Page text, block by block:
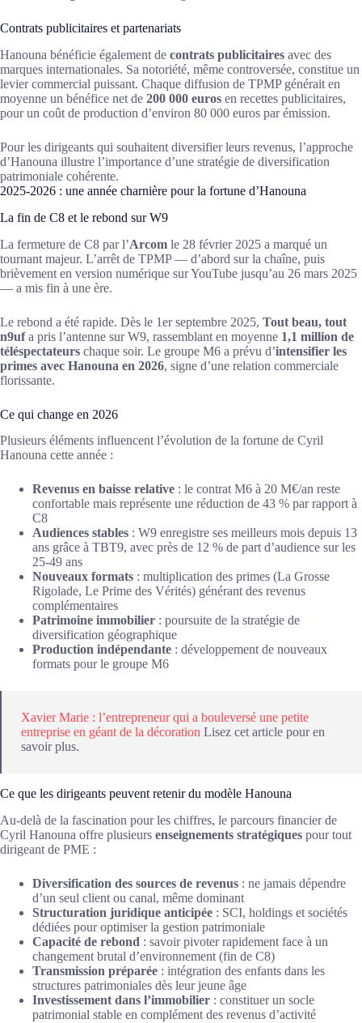
Contrats publicitaires et partenariats
Hanouna bénéficie également de contrats publicitaires avec des
marques internationales. Sa notoriété, même controversée, constitue un
levier commercial puissant. Chaque diffusion de TPMP générait en
moyenne un bénéfice net de 200 000 euros en recettes publicitaires,
pour un coût de production d’environ 80 000 euros par émission.
Pour les dirigeants qui souhaitent diversifier leurs revenus, l’approche
d’Hanouna illustre l’importance d’une stratégie de diversification
patrimoniale cohérente.
2025-2026 : une année charnière pour la fortune d’Hanouna
La fin de C8 et le rebond sur W9
La fermeture de C8 par l’Arcom le 28 février 2025 a marqué un
tournant majeur. L’arrêt de TPMP — d’abord sur la chaîne, puis
brièvement en version numérique sur YouTube jusqu’au 26 mars 2025
— a mis fin à une ère.
Le rebond a été rapide. Dès le 1er septembre 2025, Tout beau, tout
n9ufa pris l’antenne sur W9, rassemblant en moyenne 1,1 million de
téléspectateurs chaque soir. Le groupe M6 a prévu d’intensifier les
primes avec Hanouna en 2026, signe d’une relation commerciale
florissante.
Ce qui change en 2026
Plusieurs éléments influencent l’évolution de la fortune de Cyril
Hanouna cette année :
Revenus en baisse relative : le contrat M6 à 20 M€/an reste
confortable mais représente une réduction de 43 % par rapport à
C8
Audiences stables : W9 enregistre ses meilleurs mois depuis 13
ans grâce à TBT9, avec près de 12 % de part d’audience sur les
25-49 ans
Nouveaux formats : multiplication des primes (La Grosse
Rigolade, Le Prime des Vérités) générant des revenus
complémentaires
Patrimoine immobilier : poursuite de la stratégie de
diversification géographique
Production indépendante : développement de nouveaux
formats pour le groupe M6
Xavier Marie : l’entrepreneur qui a bouleversé une petite
entreprise en géant de la décoration Lisez cet article pour en
savoir plus.
Ce que les dirigeants peuvent retenir du modèle Hanouna
Au-delà de la fascination pour les chiffres, le parcours financier de
Cyril Hanouna offre plusieurs enseignements stratégiques pour tout
dirigeant de PME :
Diversification des sources de revenus : ne jamais dépendre
d’un seul client ou canal, même dominant
Structuration juridique anticipée : SCI, holdings et sociétés
dédiées pour optimiser la gestion patrimoniale
Capacité de rebond : savoir pivoter rapidement face à un
changement brutal d’environnement (fin de C8)
Transmission préparée : intégration des enfants dans les
structures patrimoniales dès leur jeune âge
Investissement dans l’immobilier : constituer un socle
patrimonial stable en complément des revenus d’activité